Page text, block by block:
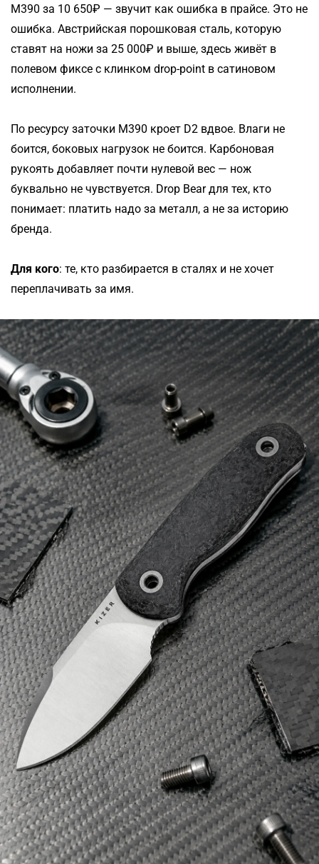
M390 за 10 650₽ — звучит как ошибка в прайсе. Это не
ошибка. Австрийская порошковая сталь, которую
ставят на ножи за 25 000₽ и выше, здесь живёт в
полевом фиксе с клинком drop-point в сатиновом
исполнении.
По ресурсу заточки M390 кроет D2 вдвое. Влаги не
боится, боковых нагрузок не боится. Карбоновая
рукоять добавляет почти нулевой вес — нож
буквально не чувствуется. Drop Bear для тех, кто
понимает: платить надо за металл, а не за историю
бренда.
Для кого: те, кто разбирается в сталях и не хочет
переплачивать за имя.